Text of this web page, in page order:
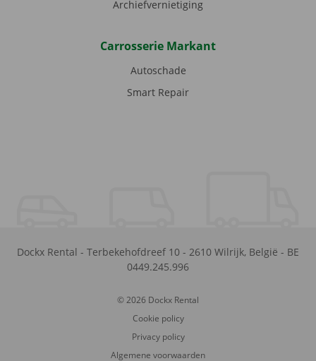
Archiefvernietiging
Carrosserie Markant
Autoschade
Smart Repair
Dockx Rental - Terbekehofdreef 10 - 2610 Wilrijk, België - BE
0449.245.996
© 2026 Dockx Rental
Cookie policy
Privacy policy
Algemene voorwaarden